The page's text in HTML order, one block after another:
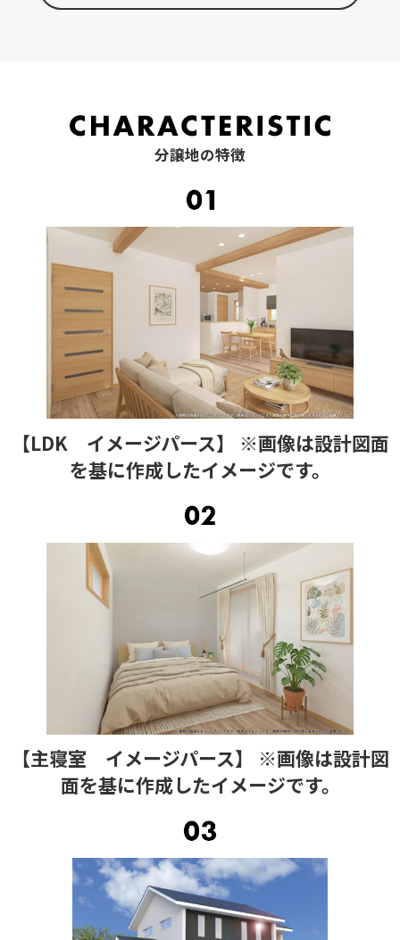
分譲地の特徴
【LDK イメージパース】 ※画像は設計図面
を基に作成したイメージです。
【主寝室 イメージパース】 ※画像は設計図
面を基に作成したイメージです。